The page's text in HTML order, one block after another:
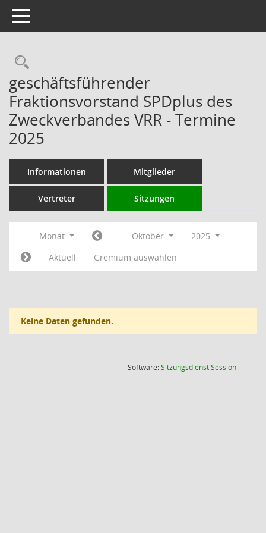
Toggle navigation
Rechercheauswahl
geschäftsführender
Fraktionsvorstand SPDplus des
Zweckverbandes VRR - Termine
2025
Informationen Mitglieder
Vertreter Sitzungen
Monat Oktober
2025
Aktuell
Gremium auswählen
Keine Daten gefunden.
Software:SitzungsdienstSession(Wird in